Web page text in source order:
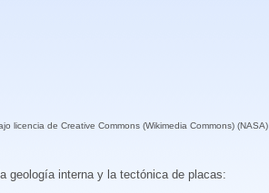
licencia de Creative Commons (Wikimedia Commons) (NASA)
geología interna y la tectónica de placas: